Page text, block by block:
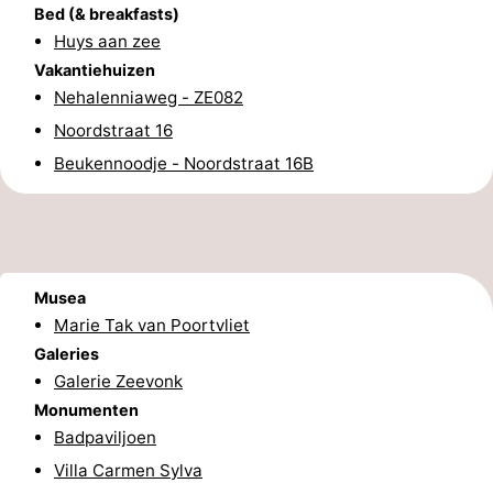
Route
Parkeren
Reisboekenwinkel
Nieuws
adressen
Regio
Zeeland
Schouwen-
Duiveland
Renesse
Bed (& breakfasts)
Huys aan zee
Vakantiehuizen
Nehalenniaweg - ZE082
Noordstraat 16
Beukennoodje - Noordstraat 16B
Musea
Marie Tak van Poortvliet
Galeries
Galerie Zeevonk
Monumenten
Badpaviljoen
Villa Carmen Sylva